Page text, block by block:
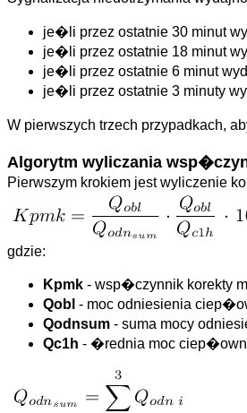
je�li przez ostatnie 30 minut
je�li przez ostatnie 18 minut
je�li przez ostatnie 6 minut
je�li przez ostatnie 3 minuty
W pierwszych trzech
Algorytm wyliczania
Pierwszym krokiem jest wyliczenie
gdzie:
Kpmk - wsp�czynnik korekty
Qobl - moc odniesienia
Qodnsum - suma mocy
Qc1h - �rednia moc